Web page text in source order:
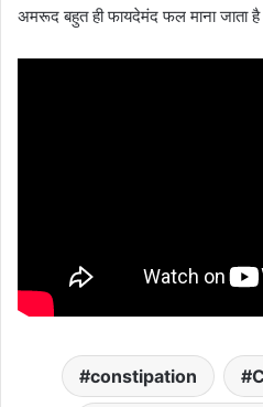
अमरूद बहुत ही फायदेमंद फल माना जाता
constipation